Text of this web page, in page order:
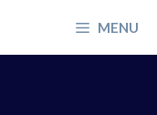
MENU